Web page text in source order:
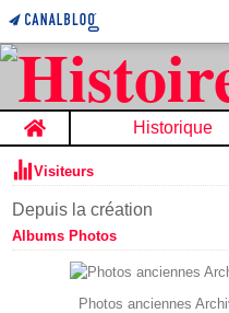
Home Historique
Visiteurs
Depuis la création
Albums Photos
Photos anciennes